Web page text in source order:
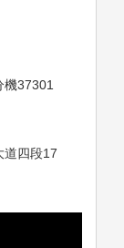
機37301
道四段17